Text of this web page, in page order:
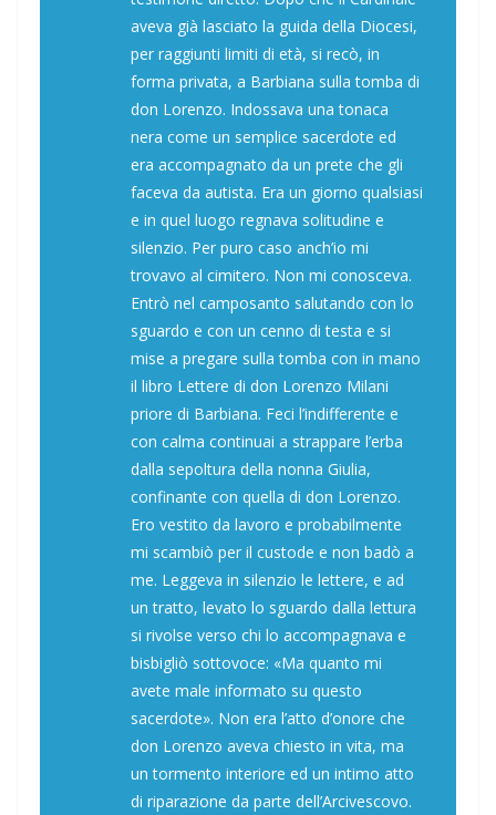
aveva già lasciato la guida della Diocesi,
per raggiunti limiti di età, si recò, in
forma privata, a Barbiana sulla tomba di
don Lorenzo. Indossava una tonaca
nera come un semplice sacerdote ed
era accompagnato da un prete che gli
faceva da autista. Era un giorno qualsiasi
e in quel luogo regnava solitudine e
silenzio. Per puro caso anch’io mi
trovavo al cimitero. Non mi conosceva.
Entrò nel camposanto salutando con lo
sguardo e con un cenno di testa e si
mise a pregare sulla tomba con in mano
il libro Lettere di don Lorenzo Milani
priore di Barbiana. Feci l’indifferente e
con calma continuai a strappare l’erba
dalla sepoltura della nonna Giulia,
confinante con quella di don Lorenzo.
Ero vestito da lavoro e probabilmente
mi scambiò per il custode e non badò a
me. Leggeva in silenzio le lettere, e ad
un tratto, levato lo sguardo dalla lettura
si rivolse verso chi lo accompagnava e
bisbigliò sottovoce: «Ma quanto mi
avete male informato su questo
sacerdote». Non era l’atto d’onore che
don Lorenzo aveva chiesto in vita, ma
un tormento interiore ed un intimo atto
di riparazione da parte dell’Arcivescovo.